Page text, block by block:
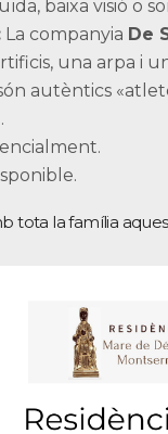
baixa visió o
La companyia De
una arpa i
autèntics
tota la família